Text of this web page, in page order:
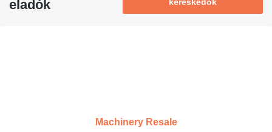
eladók
Machinery Resale